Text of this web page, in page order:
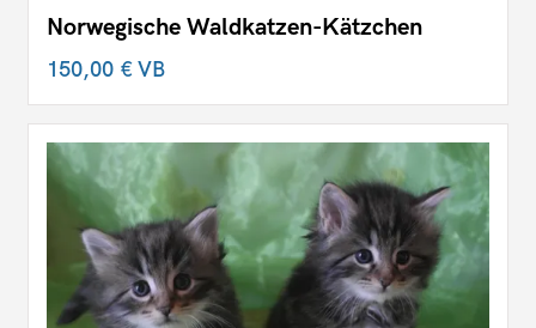
Norwegische Waldkatzen-Kätzchen
150,00 €VB